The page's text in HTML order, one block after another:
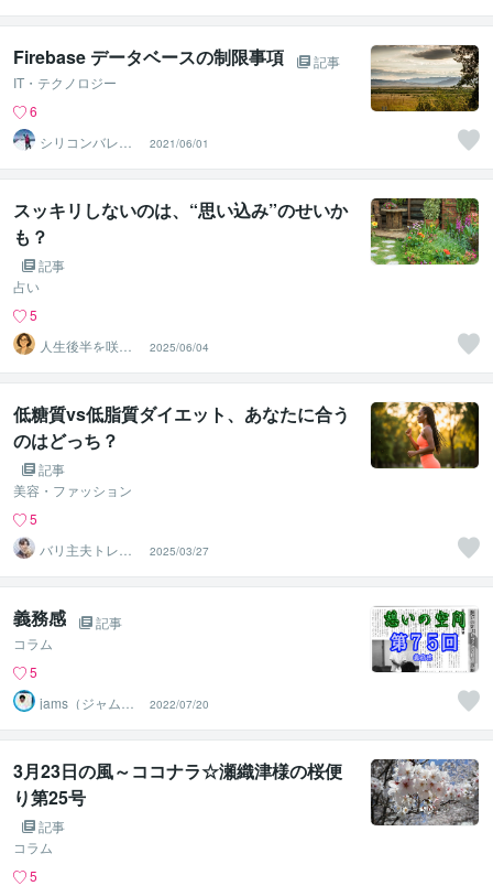
Firebase データベースの制限事項
記事
IT・テクノロジー
6
シリコンバレー
スーパーウエア
2021/06/01
スッキリしないのは、“思い込み”のせいか
も？
記事
占い
5
人生後半を咲か
せる｜遅咲き・
あつみ
2025/06/04
低糖質vs低脂質ダイエット、あなたに合う
のはどっち？
記事
美容・ファッション
5
バリ主夫トレー
ナーマツケン
2025/03/27
義務感
記事
コラム
5
jams（ジャム
ズ）心理カウン
セラー
2022/07/20
3月23日の風～ココナラ☆瀬織津様の桜便
り第25号
記事
コラム
5